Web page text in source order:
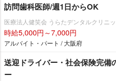
訪問歯科医師/週1日からOK
医療法人健笑会 うらたデンタルクリニ
時給5,000円～7,000円
アルバイト・パート / 大阪府
送迎ドライバー・社会保険完備
ー